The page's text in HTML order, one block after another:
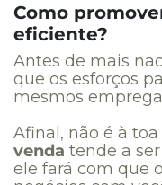
Como
eficiente?
Antes de mais
que os esforços
mesmos
Afinal, não é à
venda tende a
ele fará com que